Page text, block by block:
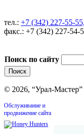
тел.: +7 (342) 227-55-
факс.: +7 (342) 227-54-
Поиск по сайту
© 2026, “Урал-Мастер”
Обслуживание и
продвижение сайта